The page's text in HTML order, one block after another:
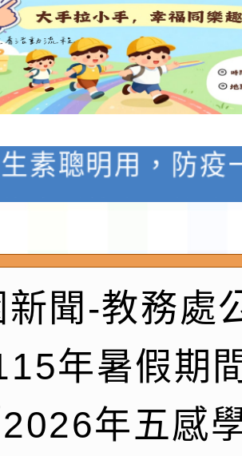
灣武術協會檢送
中正盃決賽暨國
錦標賽」
素聰明用，防疫
畫徵件活動
生活教案入校路
術節教師研習
8月22日(星期六
市孔廟祈福系列
慧啟航」
桃園藝術巡演
國立東華大學辦理
行動站」第二階段
部校安中心白海
新聞-教務處
年暑假期
2026年五感